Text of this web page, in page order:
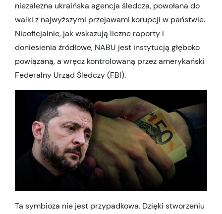
niezależna ukraińska agencja śledcza, powołana do
walki z najwyższymi przejawami korupcji w państwie.
Nieoficjalnie, jak wskazują liczne raporty i
doniesienia źródłowe, NABU jest instytucją głęboko
powiązaną, a wręcz kontrolowaną przez amerykański
Federalny Urząd Śledczy (FBI).
Ta symbioza nie jest przypadkowa. Dzięki stworzeniu